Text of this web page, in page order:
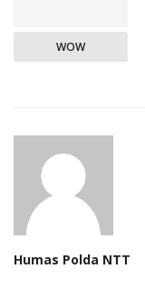
WOW
Humas Polda NTT